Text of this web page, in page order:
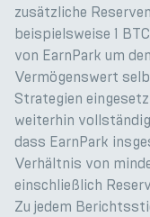
zusätzliche
beispielsweise 1
von EarnPark um
Vermögenswert
Strategien
weiterhin
dass EarnPark
Verhältnis von
einschließlich
Zu jedem